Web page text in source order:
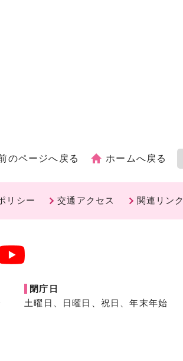
のページへ戻る ホームへ戻る
リシー 交通アクセス 関連リンク
閉庁日
土曜日、日曜日、祝日、年末年始